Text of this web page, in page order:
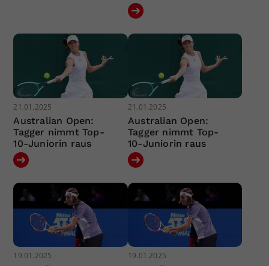
21.01.2025
Australian Open:
Tagger nimmt Top-
10-Juniorin raus
21.01.2025
Australian Open:
Tagger nimmt Top-
10-Juniorin raus
19.01.2025 19.01.2025